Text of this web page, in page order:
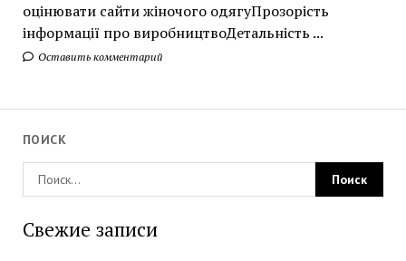
оцінювати сайти жіночого одягуПрозорість
інформації про виробництвоДетальність ...
Оставить комментарий
ПОИСК
Свежие записи